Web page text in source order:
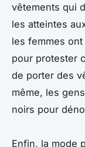
vêtements qui
les atteintes
les femmes
pour protester
de porter des
même, les
noirs pour
Enfin, la mode